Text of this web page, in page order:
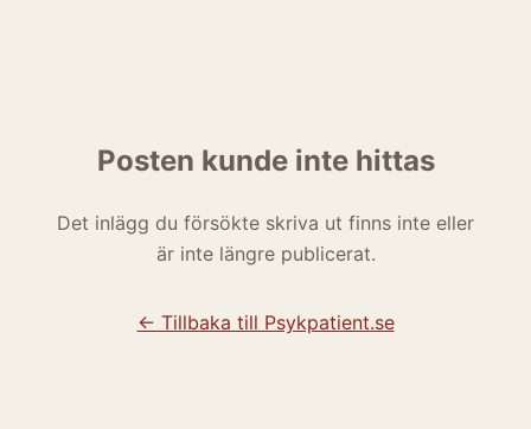
Posten kunde inte hittas
Det inlägg du försökte skriva ut finns inte eller
är inte längre publicerat.
← Tillbaka till Psykpatient.se